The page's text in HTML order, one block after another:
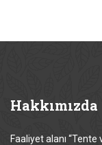
Hakkımızda
Faaliyet alanı